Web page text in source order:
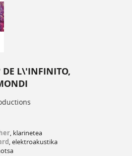
DE L\'INFINITO,
, klarinetea
, elektroakustika